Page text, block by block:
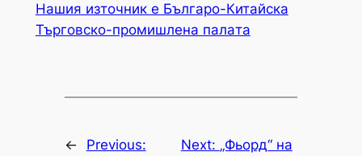
Нашия източник е Българо-Китайска
Търговско-промишлена палaта
←
Previous:
Next: „Фьорд“ на